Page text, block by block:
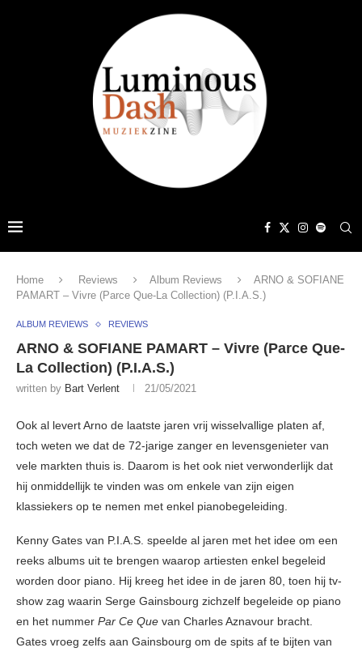
Home Reviews Album Reviews
ARNO & SOFIANE
PAMART – Vivre (Parce Que-La Collection) (P.I.A.S.)
ALBUM REVIEWS REVIEWS
ARNO & SOFIANE PAMART – Vivre (Parce Que-
La Collection) (P.I.A.S.)
written by Bart Verlent 21/05/2021
Ook al levert Arno de laatste jaren vrij wisselvallige platen af,
toch weten we dat de 72-jarige zanger en levensgenieter van
vele markten thuis is. Daarom is het ook niet verwonderlijk dat
hij onmiddellijk te vinden was om enkele van zijn eigen
klassiekers op te nemen met enkel pianobegeleiding.
Kenny Gates van P.I.A.S. speelde al jaren met het idee om een
reeks albums uit te brengen waarop artiesten enkel begeleid
worden door piano. Hij kreeg het idee in de jaren 80, toen hij tv-
show zag waarin Serge Gainsbourg zichzelf begeleide op piano
en het nummer Par Ce Que van Charles Aznavour bracht.
Gates vroeg zelfs aan Gainsbourg om de spits af te bijten van